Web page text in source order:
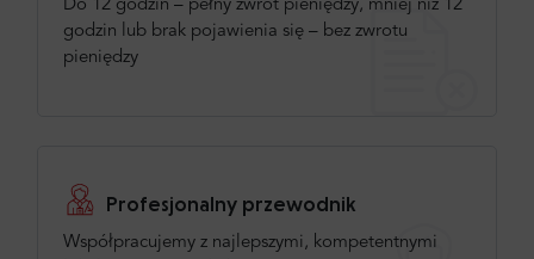
Do 12 godzin – pełny zwrot pieniędzy, mniej niż 12
godzin lub brak pojawienia się – bez zwrotu
pieniędzy
Profesjonalny przewodnik
Współpracujemy z najlepszymi, kompetentnymi